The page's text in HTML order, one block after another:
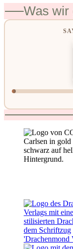
Was wir